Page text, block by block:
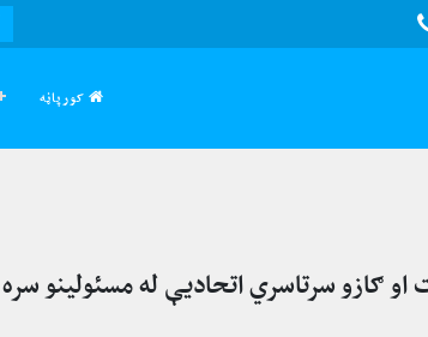
کورپاڼه
او ګازو سرتاسري اتحادیې له مسئولینو